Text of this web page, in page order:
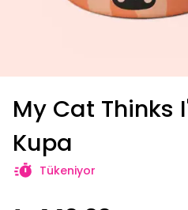
My Cat Thinks
Kupa
Tükeniyor